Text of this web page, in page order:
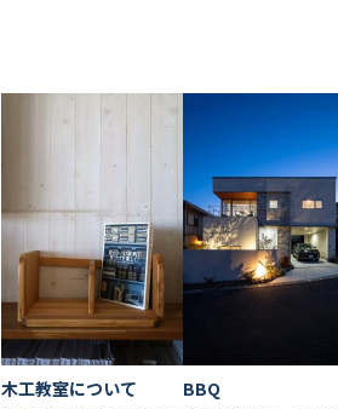
木工教室について
BBQ